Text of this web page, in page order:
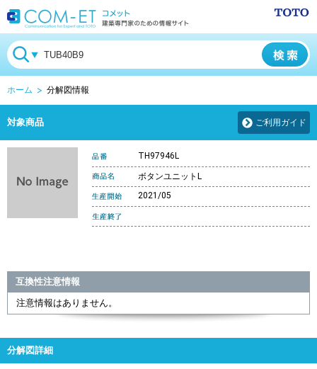
ホーム 分解図情報
対象商品 ご利用ガイド
TH97946L
ボタンユニットL
2021/05
互換性注意情報
注意情報はありません。
分解図詳細